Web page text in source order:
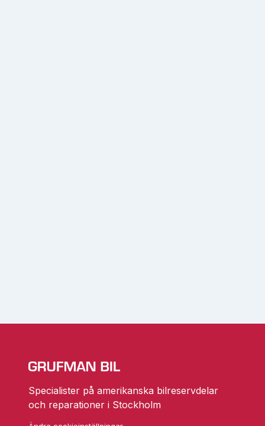
Specialister på amerikanska bilreservdelar
och reparationer i Stockholm